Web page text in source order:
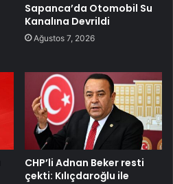
Sapanca’da Otomobil Su
Kanalına Devrildi
Ağustos 7, 2026
CHP’li Adnan Beker resti
çekti: Kılıçdaroğlu ile